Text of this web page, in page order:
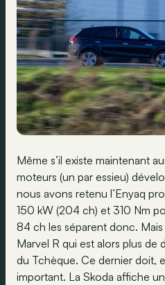
Même s’il existe maintenant
moteurs (un par essieu)
nous avons retenu l’Enyaq
150 kW (204 ch) et 310 Nm
84 ch les séparent donc.
Marvel R qui est alors plus de
du Tchèque. Ce dernier doit,
important. La Skoda affiche